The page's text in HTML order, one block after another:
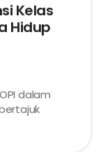
Kelas
Hidup
dalam